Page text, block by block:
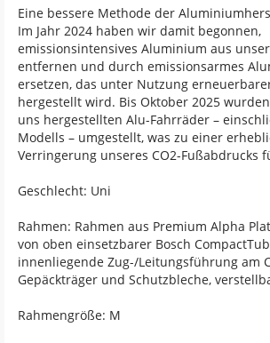
Eine bessere Methode der
Im Jahr 2024 haben wir damit begonnen,
emissionsintensives Aluminium aus
entfernen und durch emissionsarmes
ersetzen, das unter Nutzung
hergestellt wird. Bis Oktober 2025
uns hergestellten Alu-Fahrräder –
Modells – umgestellt, was zu einer
Verringerung unseres CO2-Fußabdrucks
Geschlecht: Uni
Rahmen: Rahmen aus Premium Alpha
von oben einsetzbarer Bosch
innenliegende Zug-/Leitungsführung am
Gepäckträger und Schutzbleche,
Rahmengröße: M